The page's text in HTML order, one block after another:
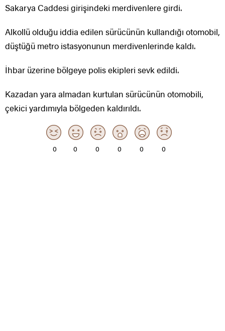
Sakarya Caddesi girişindeki merdivenlere girdi.
Alkollü olduğu iddia edilen sürücünün kullandığı otomobil,
düştüğü metro istasyonunun merdivenlerinde kaldı.
İhbar üzerine bölgeye polis ekipleri sevk edildi.
Kazadan yara almadan kurtulan sürücünün otomobili,
çekici yardımıyla bölgeden kaldırıldı.
0 0 0 0 0 0